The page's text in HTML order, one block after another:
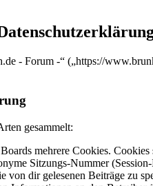
- Forum -“ („https://
gesammelt:
mehrere Cookies.
Sitzungs-Nummer
von dir gelesenen Beiträge zu